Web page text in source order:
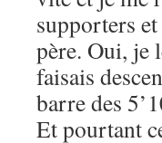
supporters
père. Oui, je
faisais
barre des
Et pourtant